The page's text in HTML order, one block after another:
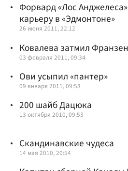
Форвард «Лос
карьеру в «Эдмонтоне»
26 июня 2011, 22:12
Ковалева затмил Франзен
03 февраля 2011, 09:34
Ови усыпил «пантер»
09 января 2011, 09:58
200 шайб Дацюка
13 октября 2010, 09:53
Скандинавские чудеса
14 мая 2010, 20:54